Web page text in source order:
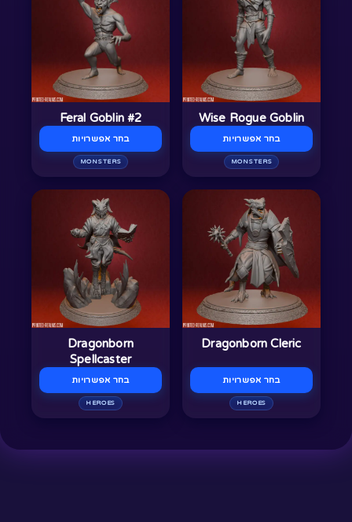
Wise Rogue Goblin
בחר אפשרויות
ניתן
לבחור
את
האפשרויות
MONSTERS
Feral Goblin #2
בחר אפשרויות
ניתן
לבחור
האפשרויות
MONSTERS
Dragonborn Cleric
בחר אפשרויות
מספר
ניתן
לבחור
את
האפשרויות
בעמוד
HEROES
Dragonborn
Spellcaster
בחר אפשרויות
סוגים.
לבחור
האפשרויות
בעמוד
HEROES